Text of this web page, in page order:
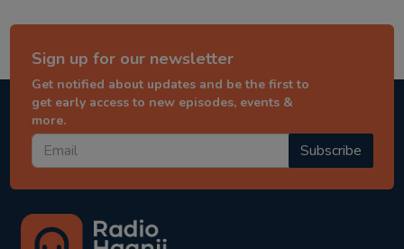
Sign up for our newsletter
Get notified about updates and be the first to
get early access to new episodes, events &
more.
Subscribe